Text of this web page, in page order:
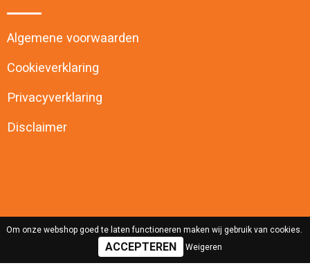
Algemene voorwaarden
Cookieverklaring
Privacyverklaring
Disclaimer
Om onze webshop goed te laten functioneren maken wij gebruik van cookies.
Weigeren